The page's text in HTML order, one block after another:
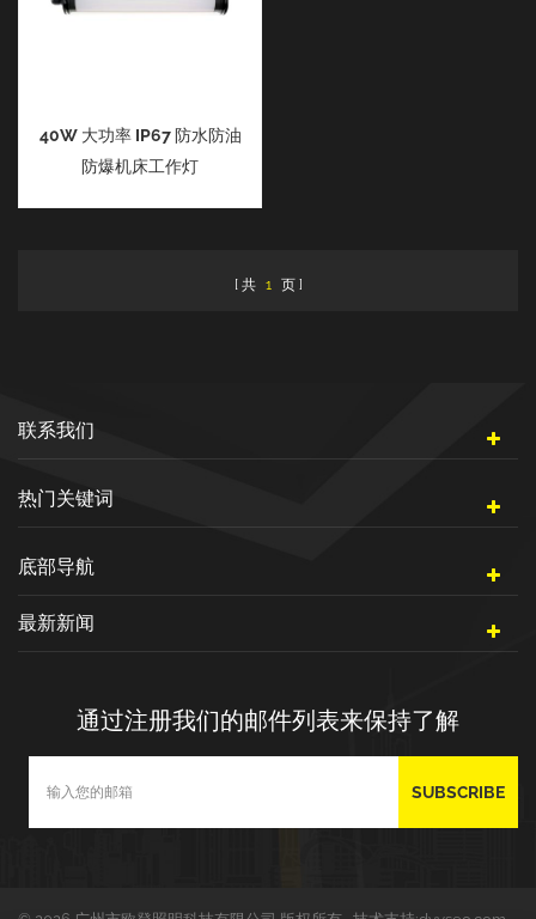
40W 大功率 IP67 防水防油
防爆机床工作灯
共 1 页
联系我们
热门关键词
底部导航
最新新闻
通过注册我们的邮件列表来保持了解